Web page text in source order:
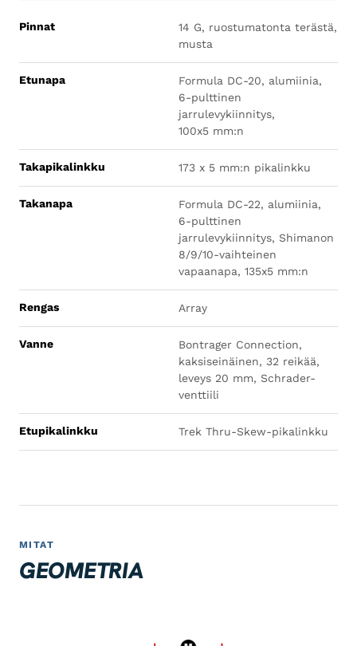
Pinnat
14 G, ruostumatonta terästä,
musta
Etunapa
Formula DC-20, alumiinia,
6-pulttinen
jarrulevykiinnitys,
100x5 mm:n
Takapikalinkku 173 x 5 mm:n pikalinkku
Takanapa
Formula DC-22, alumiinia,
6-pulttinen
jarrulevykiinnitys, Shimanon
8/9/10-vaihteinen
vapaanapa, 135x5 mm:n
Rengas Array
Vanne
Bontrager Connection,
kaksiseinäinen, 32 reikää,
leveys 20 mm, Schrader-
venttiili
Etupikalinkku Trek Thru-Skew-pikalinkku
MITAT
GEOMETRIA